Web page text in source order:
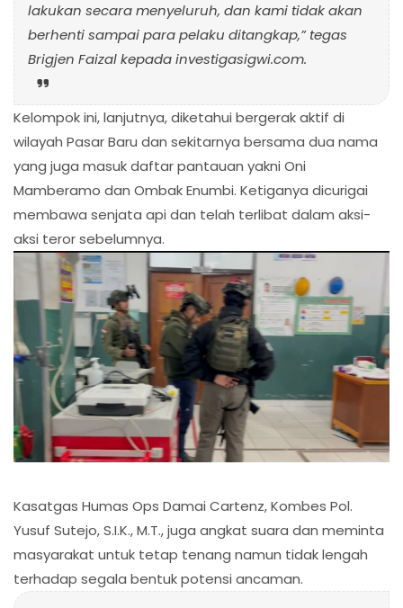
lakukan secara menyeluruh, dan kami tidak akan
berhenti sampai para pelaku ditangkap,” tegas
Brigjen Faizal kepada investigasigwi.com.
Kelompok ini, lanjutnya, diketahui bergerak aktif di
wilayah Pasar Baru dan sekitarnya bersama dua nama
yang juga masuk daftar pantauan yakni Oni
Mamberamo dan Ombak Enumbi. Ketiganya dicurigai
membawa senjata api dan telah terlibat dalam aksi-
aksi teror sebelumnya.
Kasatgas Humas Ops Damai Cartenz, Kombes Pol.
Yusuf Sutejo, S.I.K., M.T., juga angkat suara dan meminta
masyarakat untuk tetap tenang namun tidak lengah
terhadap segala bentuk potensi ancaman.